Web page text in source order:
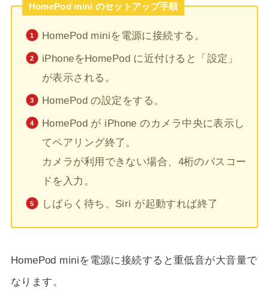
HomePod mini のセットアップ手順
HomePod miniを電源に接続する。
iPhoneをHomePod に近付けると「設定」
が表示される。
HomePod の設定をする。
HomePod が iPhone のカメラ中央に表示し
てペアリング終了。
カメラが利用できない場合、4桁のパスコー
ドを入力。
しばらく待ち、Siri が起動すれば終了
HomePod miniを電源に接続すると重低音が大音量で
なります。